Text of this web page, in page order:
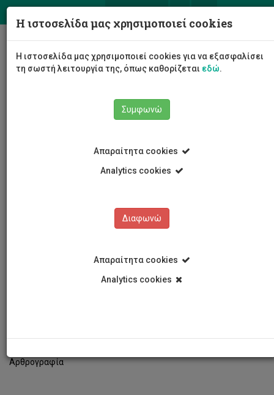
Αρθρογραφία
Η ιστοσελίδα μας χρησιμοποιεί cookies
Η ιστοσελίδα μας χρησιμοποιεί cookies για να εξασφαλίσει
τη σωστή λειτουργία της, όπως καθορίζεται εδώ.
Συμφωνώ
Απαραίτητα cookies
Analytics cookies
Διαφωνώ
Απαραίτητα cookies
Analytics cookies